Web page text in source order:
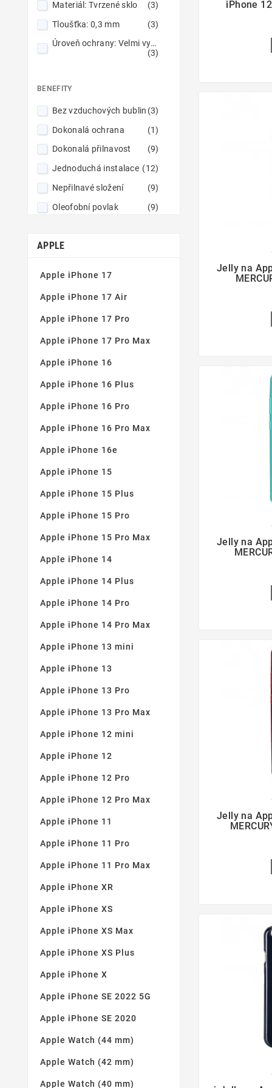
Tmavě zelený
(1)
Tmavší modrý
(6)
Vinově červený
(1)
Zlatý
Zářivý růžový
(3)
Černý
(33)
Červený
(5)
Červený / Námořnická modrá
(1)
Šedý
(3)
Materiál: Tvrzené sklo
(3)
Tloušťka: 0,3 mm
(3)
Úroveň ochrany: Velmi vysoká
(3)
BENEFITY
Bez vzduchových bublin (3)
Dokonalá ochrana
(1)
Dokonalá přilnavost
(9)
Jednoduchá instalace (12)
Nepřilnavé složení
(9)
Oleofobní povlak
(9)
Tvrzené sklo 9H
Zaoblené hrany
APPLE
Apple iPhone 17
Apple iPhone 17 Air
Apple iPhone 17 Pro
Apple iPhone 17 Pro Max
Apple iPhone 16
Apple iPhone 16 Plus
Apple iPhone 16 Pro
Apple iPhone 16 Pro Max
Apple iPhone 16e
Apple iPhone 15
Apple iPhone 15 Plus
Apple iPhone 15 Pro
Apple iPhone 15 Pro Max
Apple iPhone 14
Apple iPhone 14 Plus
Apple iPhone 14 Pro
Apple iPhone 14 Pro Max
Apple iPhone 13 mini
Apple iPhone 13
Apple iPhone 13 Pro
Apple iPhone 13 Pro Max
Apple iPhone 12 mini
Apple iPhone 12
Apple iPhone 12 Pro
Apple iPhone 12 Pro Max
Apple iPhone 11
Apple iPhone 11 Pro
Apple iPhone 11 Pro Max
Apple iPhone XR
Apple iPhone XS
Apple iPhone XS Max
Apple iPhone XS Plus
Apple iPhone X
Apple iPhone SE 2022 5G
Apple iPhone SE 2020
Apple Watch (44 mm)
Apple Watch (42 mm)
Apple Watch (40 mm)
iPhone
Jelly na
Jelly na
Jelly na